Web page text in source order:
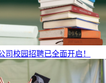
司校园招聘已全面开启！